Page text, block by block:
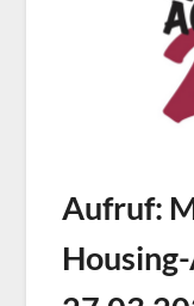
Aufruf: